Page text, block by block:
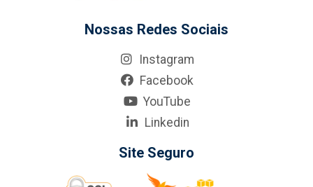
Nossas Redes Sociais
Instagram
Facebook
YouTube
Linkedin
Site Seguro